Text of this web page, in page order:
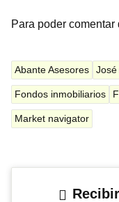
Para poder comentar
Abante Asesores
Fondos inmobiliarios
Market navigator